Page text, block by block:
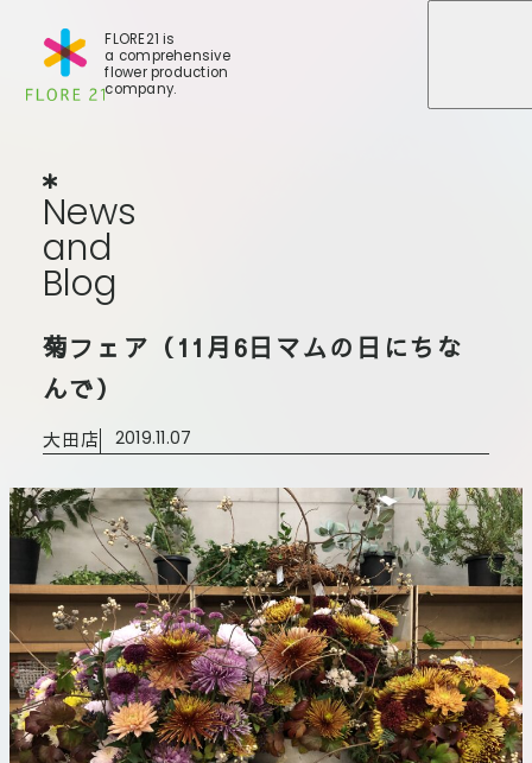
FLORE21 is
a comprehensive
flower production
company.
News
News
and
and
Blog
Blog
菊フェア（11月6日マムの日にちな
んで）
大田店 2019.11.07
大田支店
葛西店
板橋店
川崎加工部
BLOG
STORY
Gallery
お取引につ
いて
お問い合わ
せ
EN